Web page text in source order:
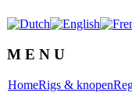
M E N U
HomeRigs & knopen